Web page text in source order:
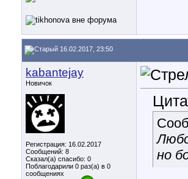
16.02.2017, 23:50
kabantejay
Новичок
Регистрация: 16.02.2017
Сообщений: 8
Сказал(а) спасибо: 0
Поблагодарили 0 раз(а) в 0
сообщениях
но